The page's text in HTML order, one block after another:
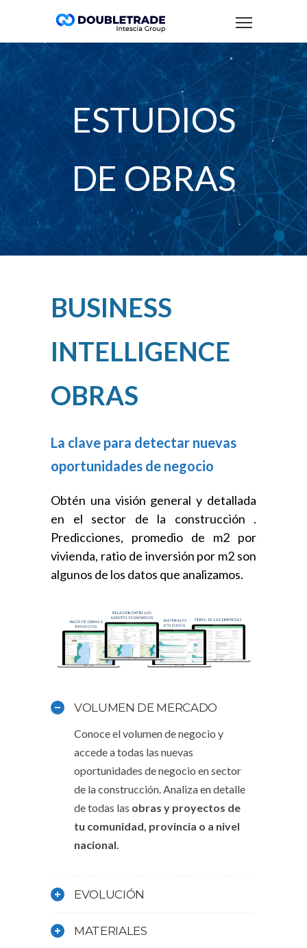
ESTUDIOS
DE OBRAS
+
BUSINESS
INTELLIGENCE
PROYECTO
CONOCE Y ANALIZA
TODOS LOS DATOS
ENTORNO AL
SECTOR DE LA
ESTUDIO DE MERCADO
EN EL SECTOR DE LA
CONSTRUCCIÓN
Accede a un estudio dinámico, a
obtén una visión general y detallada de
la realidad constructiva. Predicciones,
promedio de m2 por vivienda, ratio de
inversión por m2, análisis de materiales,
son algunos de los datos que
reflejamos. Conoce qué se está
construyendo o qué se va a construir,
relación entre constructores
tendencia en el uso de determinados
BUSINESS
INTELLIGENCE
OBRAS
La clave para detectar nuevas
oportunidades de negocio
Obtén una visión general y detallada
en el sector de la construcción .
Predicciones, promedio de m2 por
vivienda, ratio de inversión por m2 son
algunos de los datos que analizamos.
VOLUMEN DE MERCADO
Conoce el volumen de negocio y
accede a todas las nuevas
oportunidades de negocio en sector
de la construcción. Analiza en detalle
de todas las obras y proyectos de
tu comunidad, provincia o a nivel
nacional.
EVOLUCIÓN
MATERIALES